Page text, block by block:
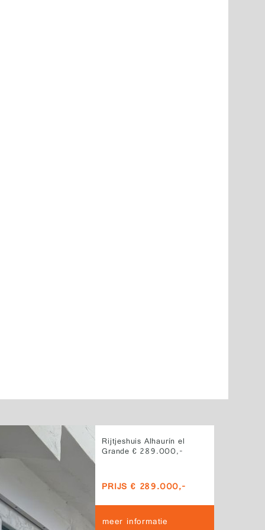
Rijtjeshuis Alhaurín el
Grande € 289.000,-
PRIJS € 289.000,-
meer informatie